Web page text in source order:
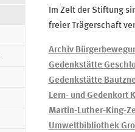
Im Zelt der Stiftung
freier Trägerschaft
Archiv
Gedenkstätte
Gedenkstätte
Lern- und Gedenkort
Martin-Luther-King-
Umweltbibliothek